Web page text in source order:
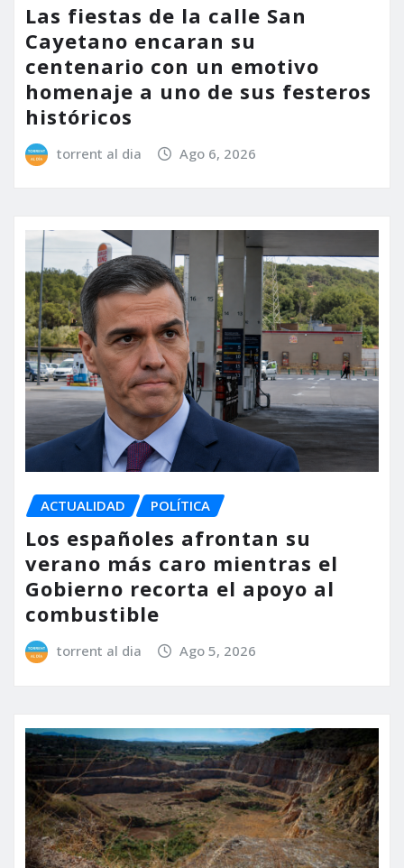
Las fiestas de la calle San
Cayetano encaran su
centenario con un emotivo
homenaje a uno de sus festeros
históricos
torrent al dia Ago 6, 2026
ACTUALIDAD POLÍTICA
Los españoles afrontan su
verano más caro mientras el
Gobierno recorta el apoyo al
combustible
torrent al dia Ago 5, 2026